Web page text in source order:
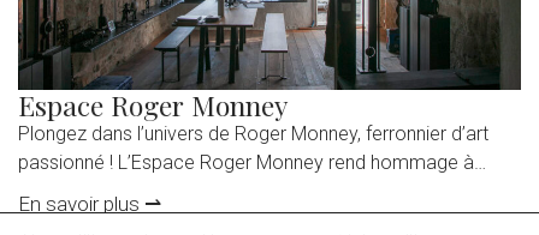
Espace Roger Monney
Plongez dans l’univers de Roger Monney, ferronnier d’art
passionné ! L’Espace Roger Monney rend hommage à
l’œuvre et à la mémoire de celui qu’on surnommait le «
Vulcain du Vully ». Ce lieu unique, inauguré en 2022 dans
En savoir plus ⇀